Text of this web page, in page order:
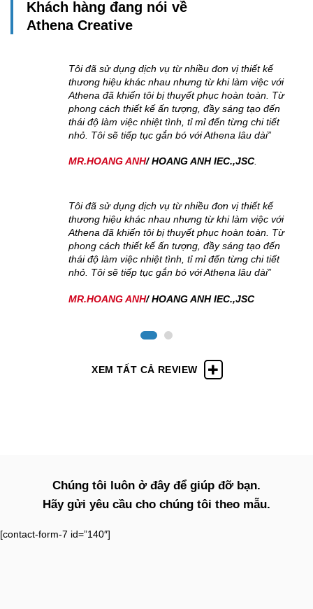
Khách hàng đang nói về
Athena Creative
Tôi đã sử dụng dịch vụ từ nhiều đơn vị thiết kế
thương hiệu khác nhau nhưngtừ khi làm việc với
Athena đã khiến tôi bị thuyết phục hoàn toàn. Từ
phong cách thiết kế ấn tượng, đầy sáng tạo đến
thái độ làm việc nhiệt tình, tỉ mỉ đến từng chi tiết
nhỏ. Tôi sẽ tiếp tục gắn bó với Athena lâu dài”
MR.HOANG ANH/ HOANG ANH IEC.,JSC.
Tôi đã sử dụng dịch vụ từ nhiều đơn vị thiết kế
thương hiệu khác nhau nhưngtừ khi làm việc với
Athena đã khiến tôi bị thuyết phục hoàn toàn. Từ
phong cách thiết kế ấn tượng, đầy sáng tạo đến
thái độ làm việc nhiệt tình, tỉ mỉ đến từng chi tiết
nhỏ. Tôi sẽ tiếp tục gắn bó với Athena lâu dài”
MR.HOANG ANH/ HOANG ANH IEC.,JSC
XEM TẤT CẢ REVIEW
Chúng tôi luôn ở đây để giúp đỡ bạn.
Hãy gửi yêu cầu cho chúng tôi theo mẫu.
[contact-form-7 id=”140″]